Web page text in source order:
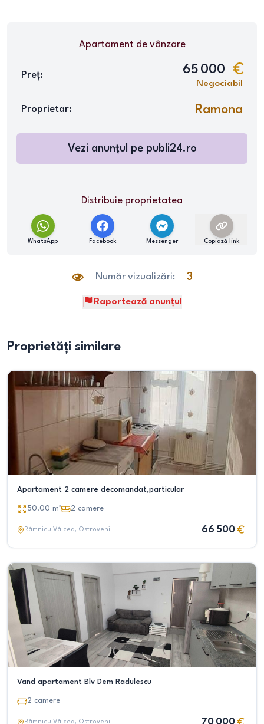
Apartamentde vânzare
Preț: 65 000
Negociabil
Proprietar: Ramona
Vezi anunțul pe publi24.ro
Distribuie proprietatea
WhatsApp Facebook Messenger Copiază link
Număr vizualizări: 3
Raportează anunțul
Proprietăți similare
Apartament 2 camere decomandat,particular
50.00 m² 2 camere
Râmnicu Vâlcea, Ostroveni 66 500
Vand apartament Blv Dem Radulescu
2 camere
Râmnicu Vâlcea, Ostroveni 70 000